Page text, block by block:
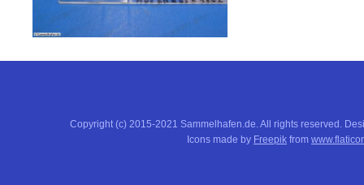
Copyright (c) 2015-2021 Sammelhafen.de. All rights reserved.
Icons made by Freepik from